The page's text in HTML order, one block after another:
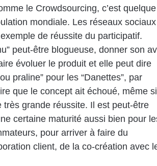
le Crowdsourcing, c’est quelque
mondiale. Les réseaux sociaux
de réussite du participatif.
peut-être blogueuse, donner son
évoluer le produit et elle peut dire
praline” pour les “Danettes”, par
que le concept ait échoué, même si
très grande réussite. Il est peut-être
certaine maturité aussi bien pour
pour arriver à faire du
client, de la co-création avec